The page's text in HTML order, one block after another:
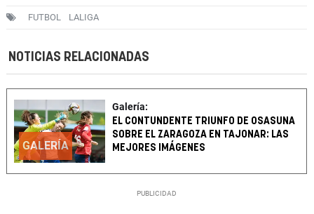
FUTBOL LALIGA
NOTICIAS RELACIONADAS
GALERÍA
Galería:
EL CONTUNDENTE TRIUNFO DE OSASUNA
SOBRE EL ZARAGOZA EN TAJONAR: LAS
MEJORES IMÁGENES